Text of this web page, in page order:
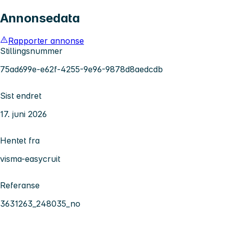
Annonsedata
Rapporter annonse
Stillingsnummer
75ad699e-e62f-4255-9e96-9878d8aedcdb
Sist endret
17. juni 2026
Hentet fra
visma-easycruit
Referanse
3631263_248035_no